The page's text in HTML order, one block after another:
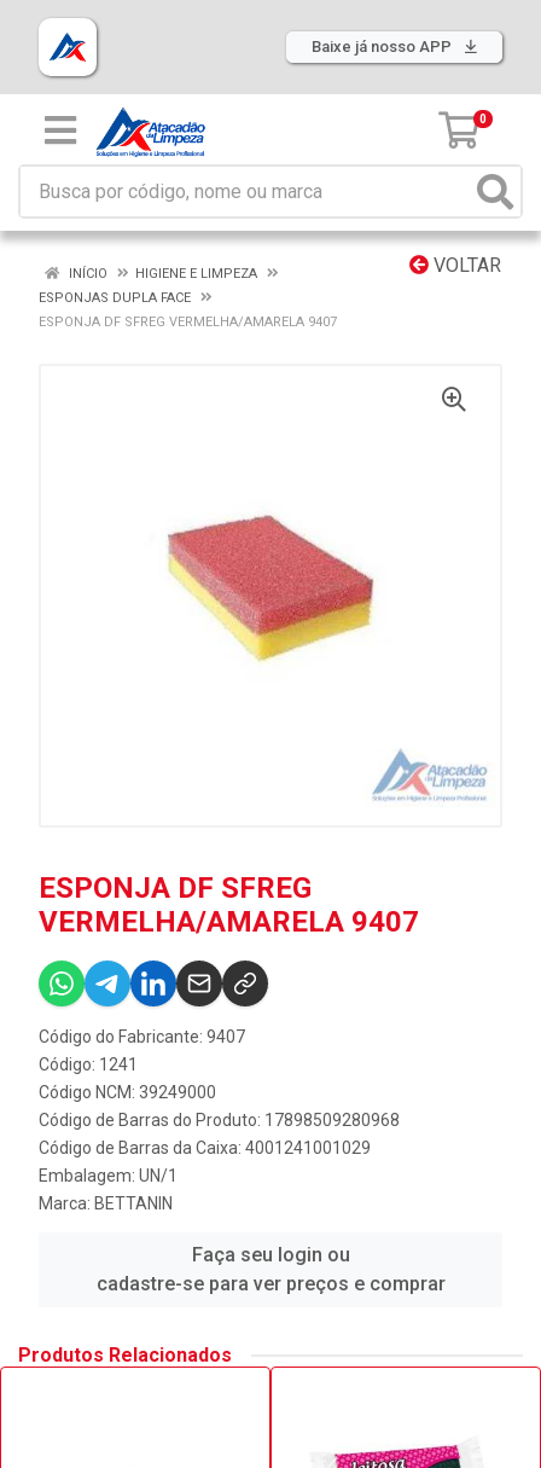
Baixe já nosso APP
0
VOLTAR
INÍCIO
HIGIENE E LIMPEZA
ESPONJAS DUPLA FACE
ESPONJA DF SFREG VERMELHA/AMARELA 9407
ESPONJA DF SFREG
VERMELHA/AMARELA 9407
Código do Fabricante: 9407
Código: 1241
Código NCM: 39249000
Código de Barras do Produto: 17898509280968
Código de Barras da Caixa: 4001241001029
Embalagem: UN/1
Marca: BETTANIN
Faça seu login ou
cadastre-se para ver preços e comprar
Produtos Relacionados